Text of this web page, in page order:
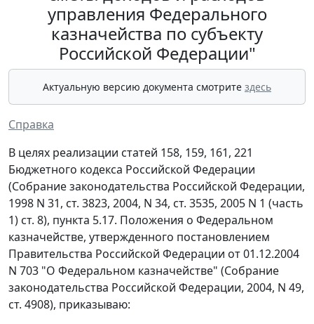
управления Федерального
казначейства по субъекту
Российской Федерации"
Актуальную версию документа смотрите здесь
Справка
В целях реализации статей 158, 159, 161, 221
Бюджетного кодекса Российской Федерации
(Собрание законодательства Российской Федерации,
1998 N 31, ст. 3823, 2004, N 34, ст. 3535, 2005 N 1 (часть
1) ст. 8), пункта 5.17. Положения о Федеральном
казначействе, утвержденного постановлением
Правительства Российской Федерации от 01.12.2004
N 703 "О Федеральном казначействе" (Собрание
законодательства Российской Федерации, 2004, N 49,
ст. 4908), приказываю: